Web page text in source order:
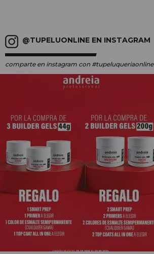
@TUPELUONLINE EN INSTAGRAM
comparte en instagram con #tupeluqueriaonline